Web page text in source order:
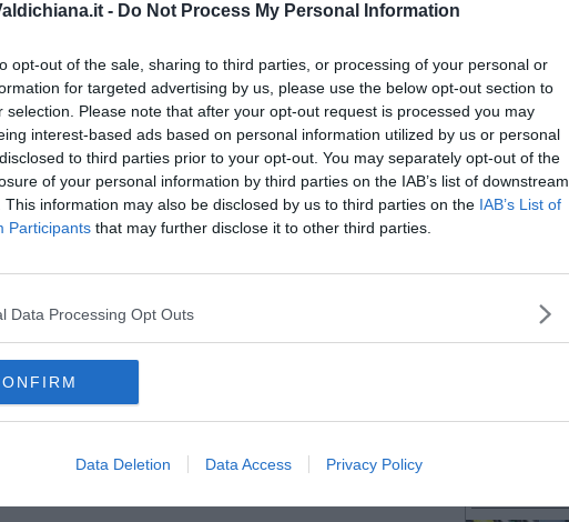
- Do Not Process My Personal Information
opt-out of the sale, sharing to third parties, or processing of your personal or
for targeted advertising by us, please use the below opt-out section to
selection. Please note that after your opt-out request is processed you may
interest-based ads based on personal information utilized by us or personal
to third parties prior to your opt-out. You may separately opt-out of the
of your personal information by third parties on the IAB’s list of downstream
This information may also be disclosed by us to third parties on the IAB’s List of
Participants that may further disclose it to other third parties.
Data Processing Opt Outs
Data Deletion Data Access Privacy Policy